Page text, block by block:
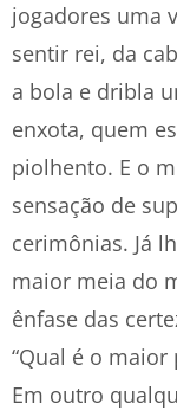
jogadores uma
sentir rei, da
a bola e dribla
enxota, quem
piolhento. E o
sensação de
cerimônias. Já
maior meia do
ênfase das
“Qual é o maior
Em outro